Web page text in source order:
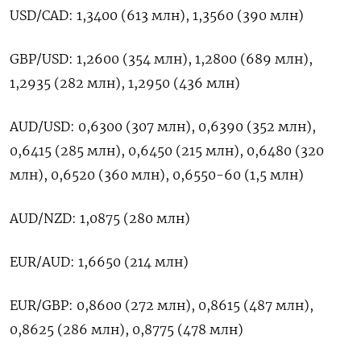
USD/CAD: 1,3400 (613 млн), 1,3560 (390 млн)
GBP/USD: 1,2600 (354 млн), 1,2800 (689 млн),
1,2935 (282 млн), 1,2950 (436 млн)
AUD/USD: 0,6300 (307 млн), 0,6390 (352 млн),
0,6415 (285 млн), 0,6450 (215 млн), 0,6480 (320
млн), 0,6520 (360 млн), 0,6550-60 (1,5 млн)
AUD/NZD: 1,0875 (280 млн)
EUR/AUD: 1,6650 (214 млн)
EUR/GBP: 0,8600 (272 млн), 0,8615 (487 млн),
0,8625 (286 млн), 0,8775 (478 млн)